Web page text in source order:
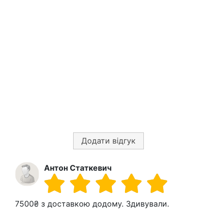
Додати відгук
Антон Статкевич
7500₴ з доставкою додому. Здивували.